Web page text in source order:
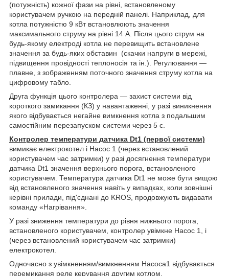
(потужність) кожної фази на рівні, встановленому
користувачем ручкою на передній панелі. Наприклад, для
котла потужністю 9 кВт встановлюють значення
максимального струму на рівні 14 А. Після цього струм на
будь-якому електроді котла не перевищить встановлене
значення за будь-яких обставин (скачки напруги в мережі,
підвищення провідності теплоносія та ін.). Регулювання —
плавне, з зображенням поточного значення струму котла на
цифровому табло.
Друга функція цього контролера — захист системи від
короткого замикання (КЗ) у навантаженні, у разі виникнення
якого відбувається негайне вимкнення котла з подальшим
самостійним перезапуском системи через 5 с.
Контролер температури датчика Dt1 (первої системи)
вимикає електрокотел і Насос 1 (через встановлений
користувачем час затримки) у разі досягнення температури
датчика Dt1 значення верхнього порога, встановленого
користувачем. Температура датчика Dt1 не може бути вищою
від встановленого значення навіть у випадках, коли зовнішні
керівні прилади, під'єднані до KROS, продовжують видавати
команду «Нагрівання».
У разі зниження температури до рівня нижнього порога,
встановленого користувачем, контролер увімкне Насос 1, і
(через встановлений користувачем час затримки)
електрокотел.
Одночасно з увімкненням/вимкненням Насоса1 відбувається
перемикання реле керування другим котлом.